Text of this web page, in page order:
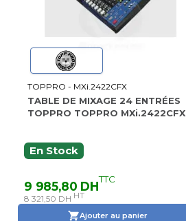
TOPPRO - MXi.2422CFX
TABLE DE MIXAGE 24 ENTRÉES
TOPPRO TOPPRO MXi.2422CFX
En Stock
9 985,80 DHTTC
8 321,50 DH HT
Ajouter au panier